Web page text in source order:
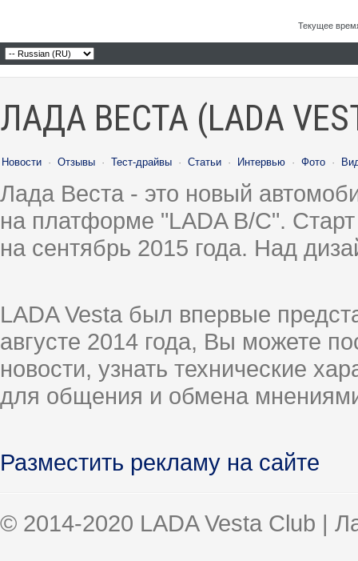
Текущее
ЛАДА ВЕСТА (LADA
Новости · Отзывы · Тест-драйвы · Статьи · Интервью · Фото ·
Лада Веста - это новый
на платформе "LADA B/C".
на сентябрь 2015 года. Над
LADA Vesta был впервые
августе 2014 года, Вы можете
новости, узнать технические
для общения и обмена
Разместить рекламу на сайте
© 2014-2020 LADA Vesta Club |